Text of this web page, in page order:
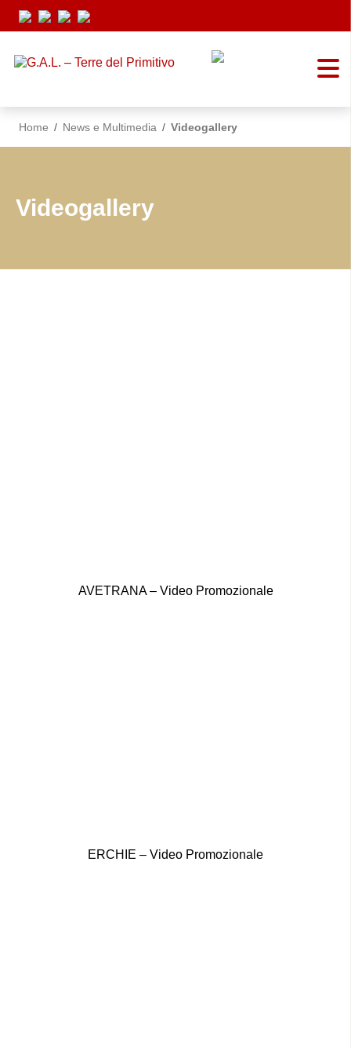
Vai ai contenuti
Vai al menu di navigazione
Home / News e Multimedia / Videogallery
Videogallery
AVETRANA – Video Promozionale
ERCHIE – Video Promozionale